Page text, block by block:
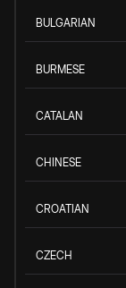
BULGARIAN
BURMESE
CATALAN
CHINESE
CROATIAN
CZECH